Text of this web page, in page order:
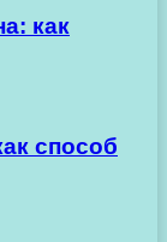
как
способ